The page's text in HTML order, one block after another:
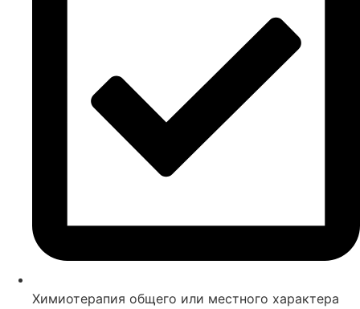
Химиотерапия общего или местного характера